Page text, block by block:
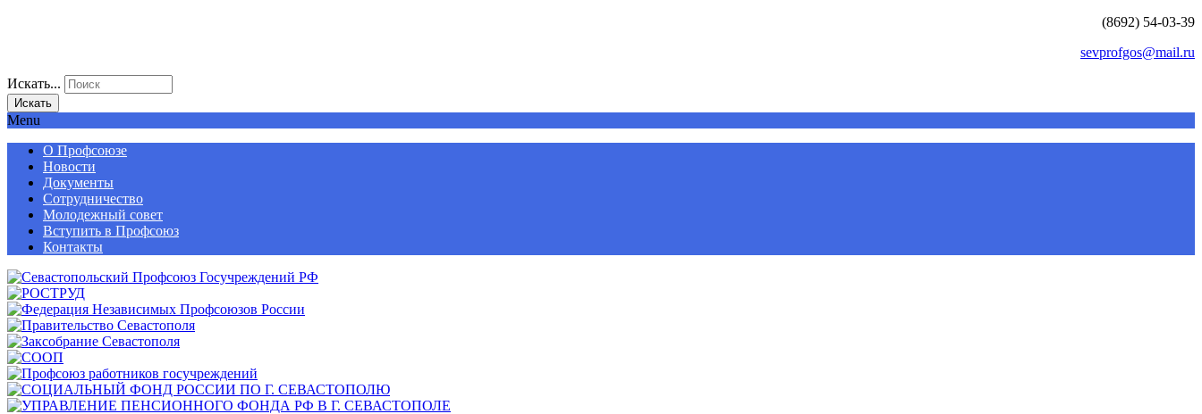
(8692) 54-03-39
sevprofgos@mail.ru
Искать...
Искать
Menu
О Профсоюзе
Новости
Документы
Сотрудничество
Молодежный совет
Вступить в Профсоюз
Контакты